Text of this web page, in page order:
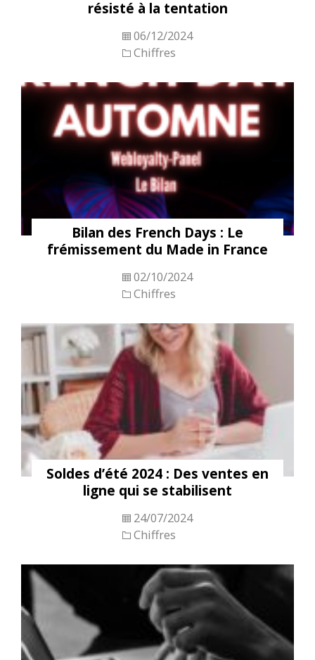
résisté à la tentation
06/12/2024
Chiffres
Bilan des French Days : Le
frémissement du Made in France
02/10/2024
Chiffres
Soldes d’été 2024 : Des ventes en
ligne qui se stabilisent
24/07/2024
Chiffres